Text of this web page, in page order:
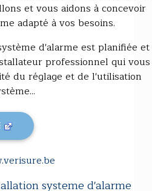
et vous aidons à concevoir
adapté à vos besoins.
d'alarme est planifiée et
professionnel qui vous
du réglage et de l'utilisation
systeme d'alarme